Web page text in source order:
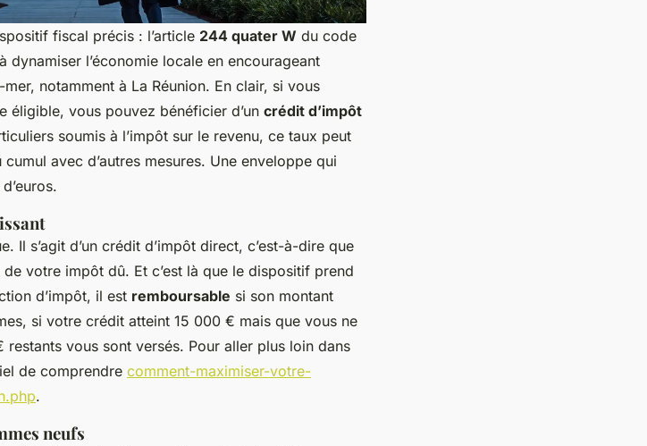
fiscal précis : l’article 244 quater W du code
l’économie locale en encourageant
notamment à La Réunion. En clair, si vous
éligible, vous pouvez bénéficier d’un crédit d’impôt
soumis à l’impôt sur le revenu, ce taux peut
cumul avec d’autres mesures. Une enveloppe qui
Il s’agit d’un crédit d’impôt direct, c’est-à-dire que
votre impôt dû. Et c’est là que le dispositif prend
d’impôt, il est remboursable si son montant
si votre crédit atteint 15 000 € mais que vous ne
vous sont versés. Pour aller plus loin dans
de comprendre comment-maximiser-votre-
.
neufs